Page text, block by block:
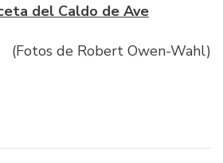
del Caldo de Ave
(Fotos de Robert Owen-Wahl)